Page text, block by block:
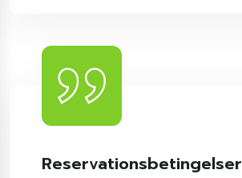
Reservationsbetingelser